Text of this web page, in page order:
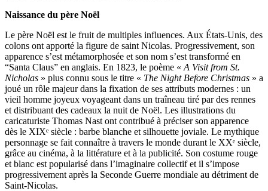
Naissance du père Noël
Le père Noël est le fruit de multiples influences. Aux États-Unis, des
colons ont apporté la figure de saint Nicolas. Progressivement, son
apparence s’est métamorphosée et son nom s’est transformé en
“Santa Claus” en anglais. En 1823, le poème « A Visit from St.
Nicholas » plus connu sous le titre « The Night Before Christmas » a
joué un rôle majeur dans la fixation de ses attributs modernes : un
vieil homme joyeux voyageant dans un traîneau tiré par des rennes
et distribuant des cadeaux la nuit de Noël. Les illustrations du
caricaturiste Thomas Nast ont contribué à préciser son apparence
dès le XIXᵉ siècle : barbe blanche et silhouette joviale. Le mythique
personnage se fait connaître à travers le monde durant le XXᵉ siècle,
grâce au cinéma, à la littérature et à la publicité. Son costume rouge
et blanc est popularisé dans l’imaginaire collectif et il s’impose
progressivement après la Seconde Guerre mondiale au détriment de
Saint-Nicolas.